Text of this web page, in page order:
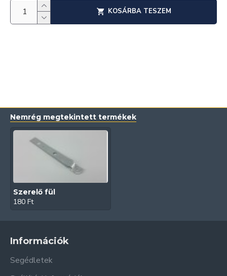
KOSÁRBA TESZEM
Nemrég megtekintett termékek
Szerelő fül
180 Ft
Információk
Segédletek